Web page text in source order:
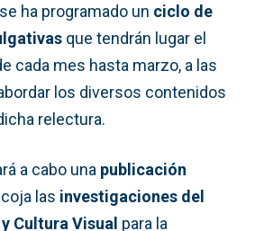
ha programado un ciclo de
que tendrán lugar el
cada mes hasta marzo, a las
los diversos contenidos
relectura.
a cabo una publicación
las investigaciones del
Cultura Visual para la